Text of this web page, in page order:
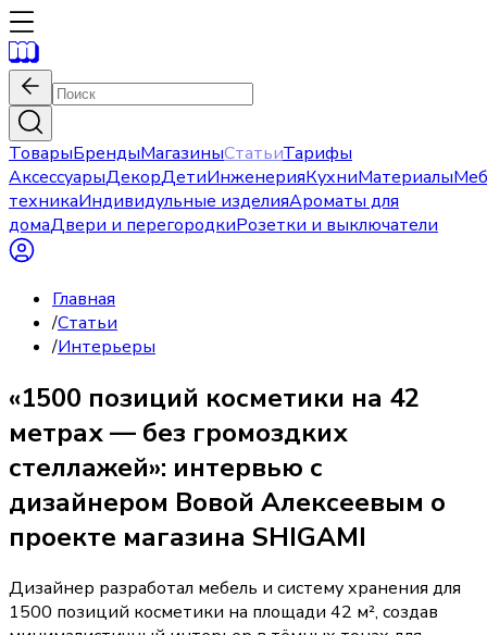
ТоварыБрендыМагазиныСтатьиТарифы
АксессуарыДекорДетиИнженерияКухниМатериалы
техникаИндивидульные изделияАроматы для
домаДвери и перегородкиРозетки и выключатели
Главная
/Статьи
/Интерьеры
«1500 позиций косметики на 42
метрах — без громоздких
стеллажей»: интервью с
дизайнером Вовой Алексеевым о
проекте магазина SHIGAMI
Дизайнер разработал мебель и систему хранения для
1500 позиций косметики на площади 42 м², создав